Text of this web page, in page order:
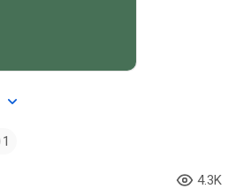
1
4.3K